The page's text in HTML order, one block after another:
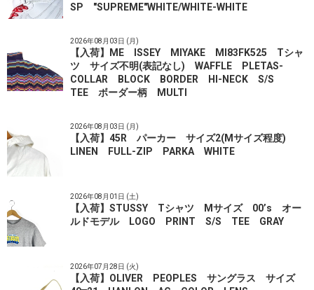
SP "SUPREME"WHITE/WHITE-WHITE
2026年08月03日 (月)
【入荷】ME ISSEY MIYAKE MI83FK525 Tシャ
ツ サイズ不明(表記なし) WAFFLE PLETAS-
COLLAR BLOCK BORDER HI-NECK S/S
TEE ボーダー柄 MULTI
2026年08月03日 (月)
【入荷】45R パーカー サイズ2(Mサイズ程度)
LINEN FULL-ZIP PARKA WHITE
2026年08月01日 (土)
【入荷】STUSSY Tシャツ Mサイズ 00’s オー
ルドモデル LOGO PRINT S/S TEE GRAY
2026年07月28日 (火)
【入荷】OLIVER PEOPLES サングラス サイズ